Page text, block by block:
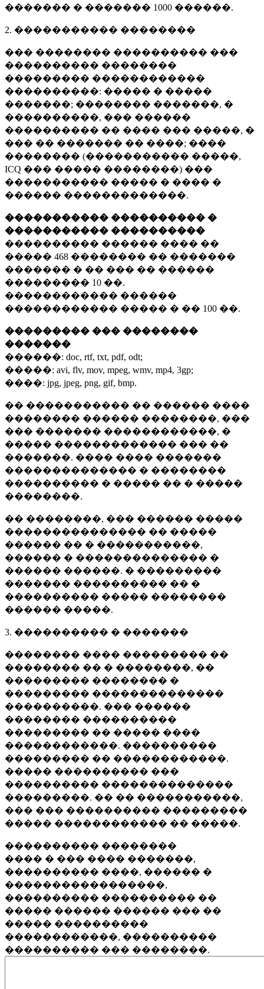
������� � ������� 1000 ������.
2. ����������� ��������
��� �������� ���������� ���
���������� ��������
��������� ������������
����������: ����� � �����
�������; �������� �������, �
����������, ��� ������
���������� �� ���� ��� �����, �
��� �� ������� �� ����; ����
�������� (����������� �����,
ICQ ��� ����� ��������) ���
����������� ����� � ���� �
������ �������������.
����������� ���������� �
����������� ����������
���������� ������ ���� ��
����� 468 �������� �� �������
������� � �� ��� �� ������
��������� 10 ��.
������������ ������
������������ ����� � �� 100 ��.
��������� ��� ��������
�������
������: doc, rtf, txt, pdf, odt;
�����: avi, flv, mov, mpeg, wmv, mp4, 3gp;
����: jpg, jpeg, png, gif, bmp.
�� ����������� �� ������ ����
�������� ������ ��������, ���
��� ������� ������������, �
����� ������������� ��� ��
�������. ���� ���� �������
�������������� � ��������
���������� � ����� �� � �����
��������.
�� ��������, ��� ������ �����
��������������� �� �����
������ �� � �����������,
������ � �������������� �
������ ������. � ���������
������� ���������� �� �
���������� ����� ��������
������ �����.
3. ���������� � �������
�������� ���� ��������� ��
�������� �� � ��������, ��
��������� �������� �
��������� ��������������
����������. ��� ������
�������� ����������
��������� �� ����� ����
������������. ����������
��������� �� ������������.
����� ���������� ���
���������� ��������������
���������. �� �� �����������,
��� ��� ���������� ���������
����� ������������ �� �����.
���������� ��������
���� � ��� ���� �������,
���������� ����, ������ �
�����������������,
���������� ���������� ��
����� ������ ������ ��� ��
����� ����������
������������, ����������
���������� ��� ��������.